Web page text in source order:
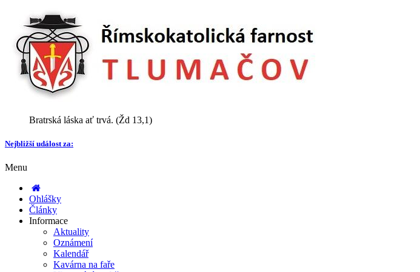
Bratrská láska ať trvá. (Žd 13,1)
Nejbližší událost za:
Menu
Ohlášky
Články
Informace
Aktuality
Oznámení
Kalendář
Kavárna na faře